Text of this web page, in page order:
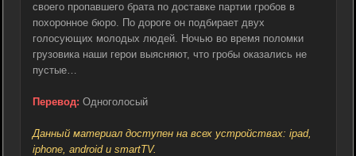
своего пропавшего брата по доставке партии гробов в
похоронное бюро. По дороге он подбирает двух
голосующих молодых людей. Ночью во время поломки
грузовика наши герои выясняют, что гробы оказались не
пустые…
Перевод: Одноголосый
Данный материал доступен на всех устройствах: ipad,
iphone, android и smartTV.